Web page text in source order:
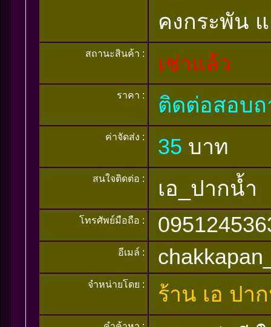
คงกระพัน
สถานะสินค้า : เช่าแล้ว
ราคา : ติดต่อสอบ
ค่าจัดส่ง : 35 บาท
สนใจติดต่อ : เอ_ปากน้ำ
โทรศัพย์มือถือ :
อีเมล์ :
จำหน่ายโดย : ร้าน เอ ปา